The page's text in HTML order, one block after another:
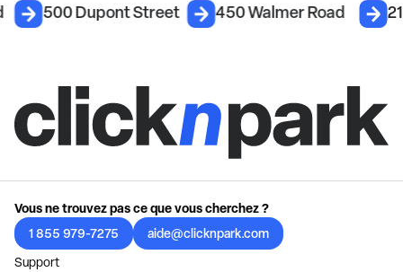
500 Dupont Street 450 Walmer Road
Vous ne trouvez pas ce que vous cherchez ?
1 855 979-7275
aide@clicknpark.com
Support